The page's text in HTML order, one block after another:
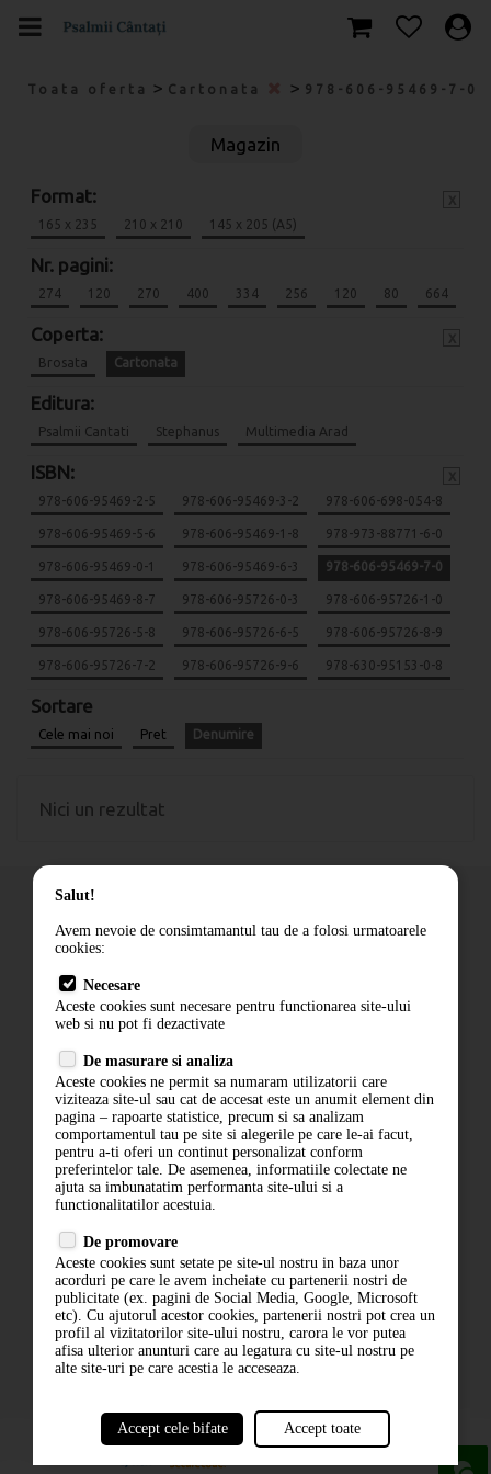
Toata oferta > Cartonata > 978-606-95469-7-0
Magazin
Format:
165 x 235 210 x 210 145 x 205 (A5)
Nr. pagini:
274 120 270 400 334 256 120 80 664
Coperta:
Brosata Cartonata
Editura:
Psalmii Cantati Stephanus Multimedia Arad
ISBN:
978-606-95469-2-5 978-606-95469-3-2 978-606-698-054-8
978-606-95469-5-6 978-606-95469-1-8 978-973-88771-6-0
978-606-95469-0-1 978-606-95469-6-3 978-606-95469-7-0
978-606-95469-8-7 978-606-95726-0-3 978-606-95726-1-0
978-606-95726-5-8 978-606-95726-6-5 978-606-95726-8-9
978-606-95726-7-2 978-606-95726-9-6 978-630-95153-0-8
Sortare
Cele mai noi Pret Denumire
Nici un rezultat
Cum comand
Livrare
Contact
Politica de confidentialitate
ANPC
ABONARE LA NEWSLETTER
ABONARE
Salut!
Avem nevoie de consimtamantul tau de a folosi urmatoarele
cookies:
Necesare
Aceste cookies sunt necesare pentru functionarea site-ului
web si nu pot fi dezactivate
De masurare si analiza
Aceste cookies ne permit sa numaram utilizatorii care
viziteaza site-ul sau cat de accesat este un anumit element din
pagina – rapoarte statistice, precum si sa analizam
comportamentul tau pe site si alegerile pe care le-ai facut,
pentru a-ti oferi un continut personalizat conform
preferintelor tale. De asemenea, informatiile colectate ne
ajuta sa imbunatatim performanta site-ului si a
functionalitatilor acestuia.
De promovare
Aceste cookies sunt setate pe site-ul nostru in baza unor
acorduri pe care le avem incheiate cu partenerii nostri de
publicitate (ex. pagini de Social Media, Google, Microsoft
etc). Cu ajutorul acestor cookies, partenerii nostri pot crea un
profil al vizitatorilor site-ului nostru, carora le vor putea
afisa ulterior anunturi care au legatura cu site-ul nostru pe
alte site-uri pe care acestia le acceseaza.
Accept cele bifate Accept toate